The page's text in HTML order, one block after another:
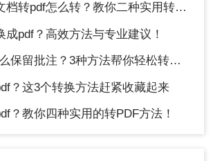
转pdf怎么转？教你二种实用转换方法！
成pdf？高效方法与专业建议！
保留批注？3种方法帮你轻松转换！
？这3个转换方法赶紧收藏起来
？教你四种实用的转PDF方法！